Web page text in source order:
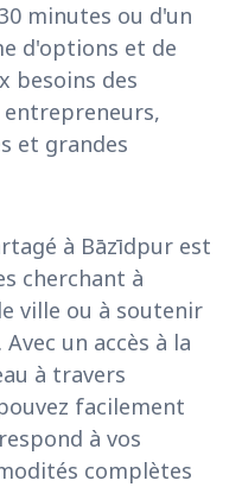
minutes ou d'un
d'options et de
besoins des
et grandes
à Bāzīdpur est
cherchant à
ville ou à soutenir
un accès à la
à travers
facilement
à vos
complètes